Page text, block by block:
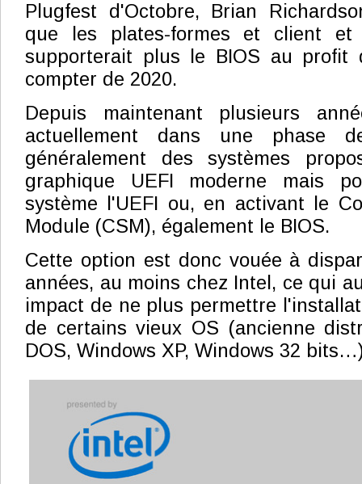
Plugfest d'Octobre, Brian
que les plates-formes et client et
supporterait plus le BIOS au profit
compter de 2020.
Depuis maintenant plusieurs
actuellement dans une phase
généralement des systèmes
graphique UEFI moderne mais
système l'UEFI ou, en activant le
Module (CSM), également le BIOS.
Cette option est donc vouée à
années, au moins chez Intel, ce qui
impact de ne plus permettre
de certains vieux OS (ancienne
DOS, Windows XP, Windows 32